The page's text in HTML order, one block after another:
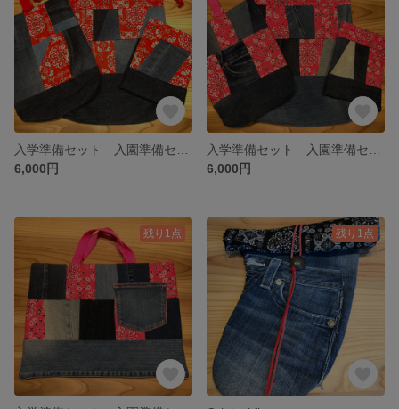
6,000円
6,000円
残り1点 残り1点